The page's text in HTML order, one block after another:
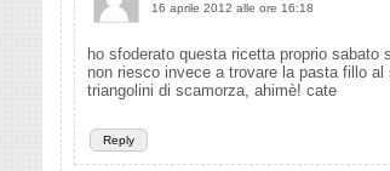
16 aprile 2012 alle ore 16:18
Reply
ho sfoderato questa ricetta proprio
non riesco invece a trovare la pasta fillo
triangolini di scamorza, ahimè! cate